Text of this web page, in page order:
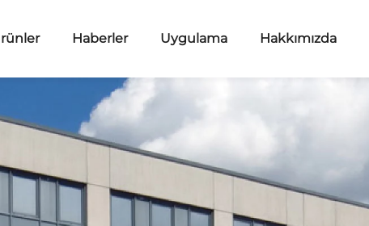
Haberler Uygulama Hakkımızda